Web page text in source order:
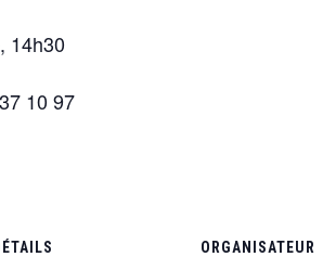
14h30
10 97
ORGANISATEUR